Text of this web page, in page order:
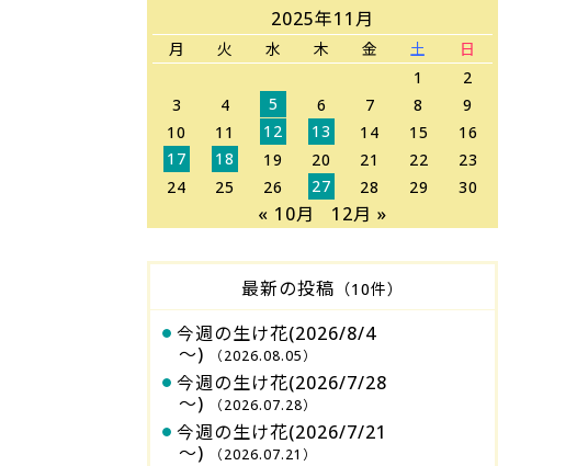
2025年11月
月 火 水 木 金 土
日
1
2
3
4 5 6 7 8
9
10
11 12 13 14 15
16
17
18 19 20 21 22
23
24
25 26 27 28 29 30
« 10月 12月 »
最新の投稿 （10件）
今週の生け花(2026/8/4
～)
（2026.08.05）
今週の生け花(2026/7/28
～)
（2026.07.28）
今週の生け花(2026/7/21
～)
（2026.07.21）